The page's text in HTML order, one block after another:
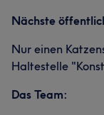
Nächste
Nur einen
Haltestelle
Das Team: